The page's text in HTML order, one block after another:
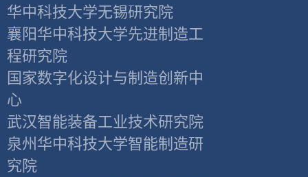
华中科技大学无锡研究院
襄阳华中科技大学先进制造工
程研究院
国家数字化设计与制造创新中
心
武汉智能装备工业技术研究院
泉州华中科技大学智能制造研
究院